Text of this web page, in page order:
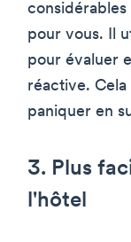
pour vous. Il
pour évaluer
réactive.
paniquer en
3. Plus
l'hôtel